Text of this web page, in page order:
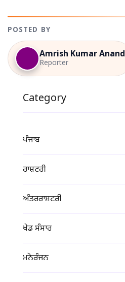
POSTED BY
Amrish Kumar Anand
Reporter
Category
ਪੰਜਾਬ
ਰਾਸ਼ਟਰੀ
ਅੰਤਰਰਾਸ਼ਟਰੀ
ਖੇਡ ਸੰਸਾਰ
ਮਨੋਰੰਜਨ